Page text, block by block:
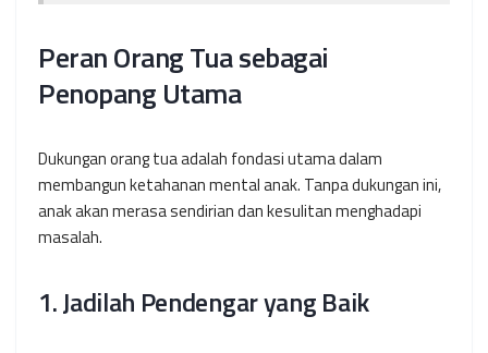
Peran Orang Tua sebagai
Penopang Utama
Dukungan orang tua adalah fondasi utama dalam
membangun ketahanan mental anak. Tanpa dukungan ini,
anak akan merasa sendirian dan kesulitan menghadapi
masalah.
1. Jadilah Pendengar yang Baik